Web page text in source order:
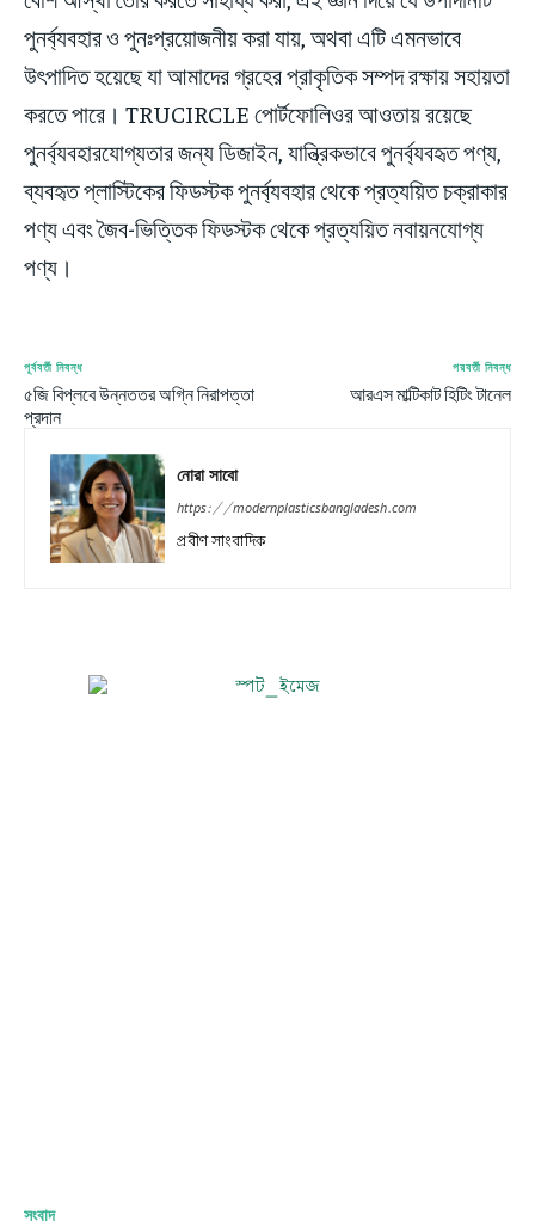
পুনর্ব্যবহার ও পুনঃপ্রয়োজনীয় করা যায়, অথবা এটি এমনভাবে
উৎপাদিত হয়েছে যা আমাদের গ্রহের প্রাকৃতিক সম্পদ রক্ষায় সহায়তা
করতে পারে। TRUCIRCLE পোর্টফোলিওর আওতায় রয়েছে
পুনর্ব্যবহারযোগ্যতার জন্য ডিজাইন, যান্ত্রিকভাবে পুনর্ব্যবহৃত পণ্য,
ব্যবহৃত প্লাস্টিকের ফিডস্টক পুনর্ব্যবহার থেকে প্রত্যয়িত চক্রাকার
পণ্য এবং জৈব-ভিত্তিক ফিডস্টক থেকে প্রত্যয়িত নবায়নযোগ্য
পণ্য।
পূর্ববর্তী নিবন্ধ
৫জি বিপ্লবে উন্নততর অগ্নি নিরাপত্তা
প্রদান
পরবর্তী নিবন্ধ
আরএস মাল্টিকাট হিটিং টানেল
নোরা সাবো
https://modernplasticsbangladesh.com
প্রবীণ সাংবাদিক
সংবাদ